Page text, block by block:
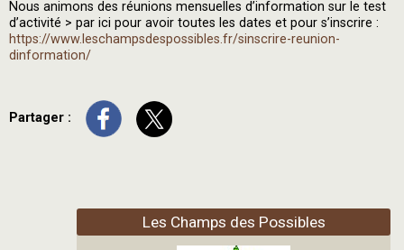
Nous animons des réunions mensuelles d’information sur le test
d’activité > par ici pour avoir toutes les dates et pour s’inscrire :
https://www.leschampsdespossibles.fr/sinscrire-reunion-
dinformation/
Partager :
Les Champs des Possibles